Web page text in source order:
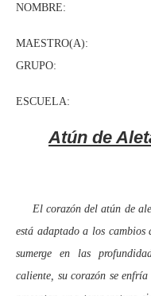
GRUPO:
ESCUELA:
Atún de
El corazón del atún de
está adaptado a los cambios
sumerge en las
caliente, su corazón se